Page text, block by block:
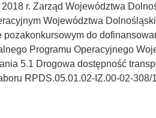
r. Zarząd Województwa
Województwa
pozakonkursowym do
Programu Operacyjnego
5.1 Drogowa dostępność
RPDS.05.01.02-IZ.00-02-308/